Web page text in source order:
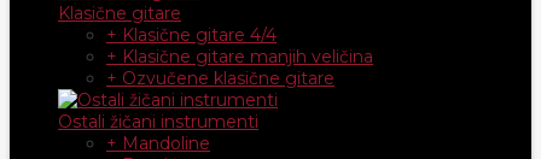
Klasične gitare
+ Klasične gitare 4/4
+ Klasične gitare manjih veličina
+ Ozvučene klasične gitare
Ostali žičani instrumenti
+ Mandoline